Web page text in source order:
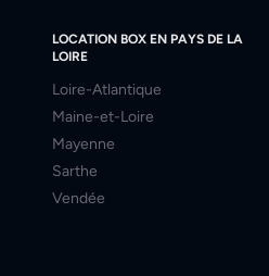
LOCATION BOX EN PAYS DE LA
LOIRE
Loire-Atlantique
Maine-et-Loire
Mayenne
Sarthe
Vendée